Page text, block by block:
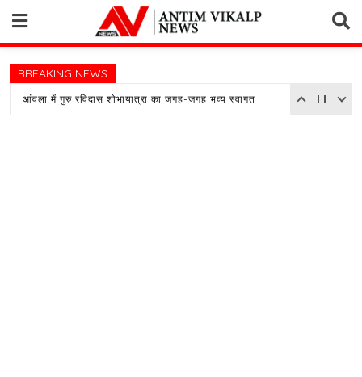
content
BREAKING NEWS
आंवला में गुरु रविदास शोभायात्रा का जगह-जगह भव्य स्वागत